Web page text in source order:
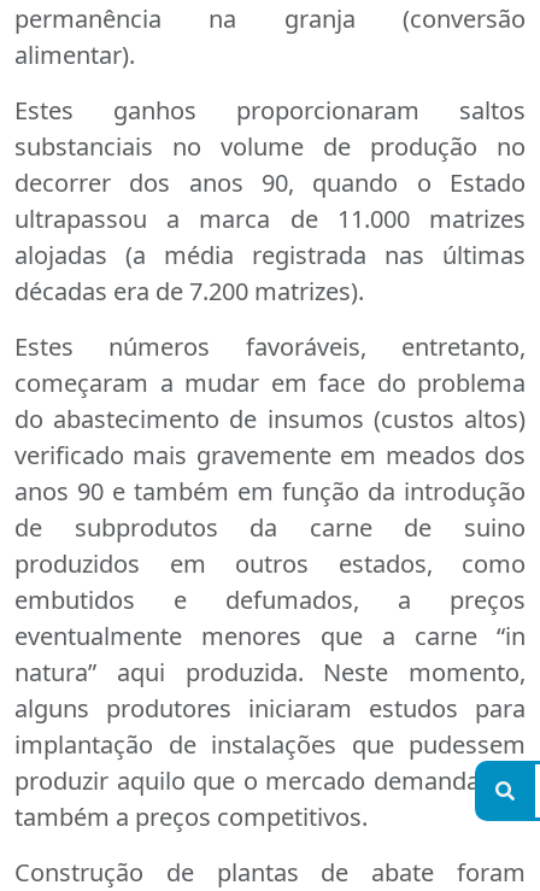
permanência na granja (conversão
alimentar).
Estes ganhos proporcionaram saltos
substanciais no volume de produção no
decorrer dos anos 90, quando o Estado
ultrapassou a marca de 11.000 matrizes
alojadas (a média registrada nas últimas
décadas era de 7.200 matrizes).
Estes números favoráveis, entretanto,
começaram a mudar em face do problema
do abastecimento de insumos (custos altos)
verificado mais gravemente em meados dos
anos 90 e também em função da introdução
de subprodutos da carne de suino
produzidos em outros estados, como
embutidos e defumados, a preços
eventualmente menores que a carne “in
natura” aqui produzida. Neste momento,
alguns produtores iniciaram estudos para
implantação de instalações que pudessem
produzir aquilo que o mercado demandava e
também a preços competitivos.
Construção de plantas de abate foram